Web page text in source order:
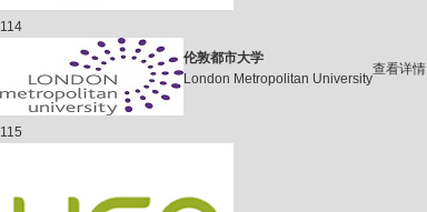
114
伦敦都市大学
London Metropolitan University
查看详情
115